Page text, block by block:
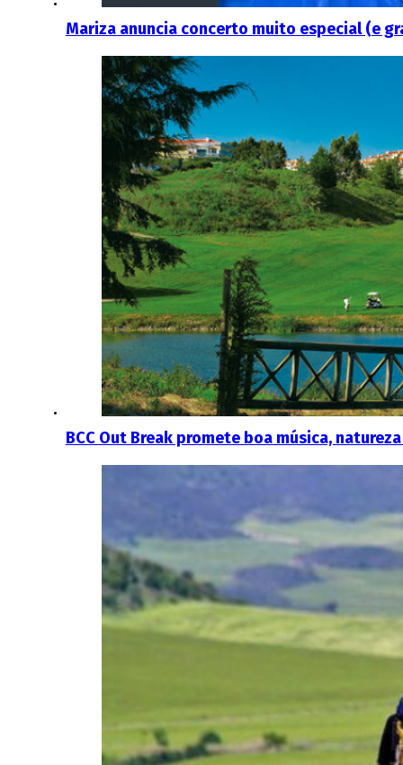
Mariza anuncia concerto muito especial (e
BCC Out Break promete boa música,